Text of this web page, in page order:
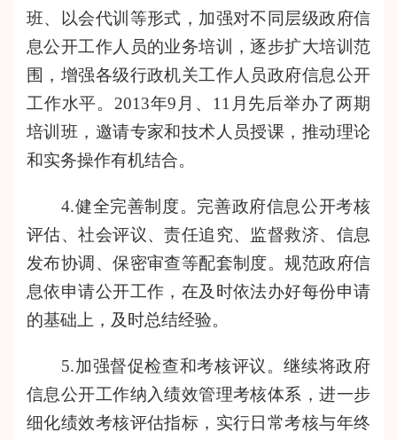
班、以会代训等形式，加强对不同层级政府信
息公开工作人员的业务培训，逐步扩大培训范
围 ，增强各级行政机关工作人员政府信息公开
工作水平。 2013年9月、11月先后举办了两期
培训班，邀请专家和技术人员授课，推动理论
和实务操作有机结合。
4.健全完善制度。完善政府信息公开考核
评估、社会评议、责任追究、监督救济、信息
发布协调、保密审查等配套制度。规范政府信
息依申请公开工作，在及时依法办好每份申请
的基础上，及时总结经验。
5.加强督促检查和考核评议。继续将政府
信息公开工作纳入绩效管理考核体系，进一步
细化绩效考核评估指标，实行日常考核与年终